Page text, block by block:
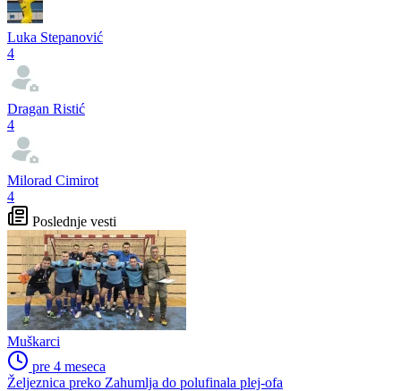
Luka Stepanović
4
Dragan Ristić
4
Milorad Cimirot
4
Poslednje vesti
Muškarci
pre 4 meseca
Željeznica preko Zahumlja do polufinala plej-ofa